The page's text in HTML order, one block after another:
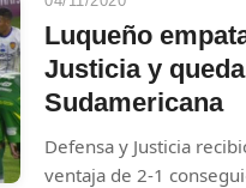
Luqueño
Justicia y
Sudamericana
Defensa y Justicia
ventaja de 2-1